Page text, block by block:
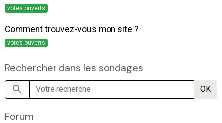
votes ouverts
Comment trouvez-vous mon site ?
votes ouverts
Rechercher dans les sondages
OK
Forum